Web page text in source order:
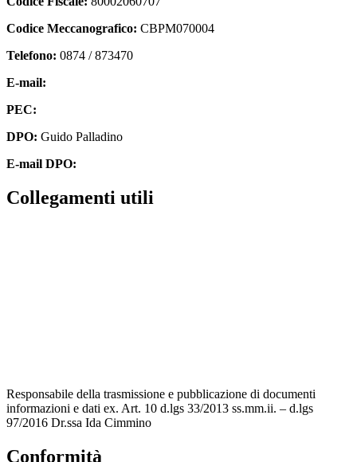
Codice Meccanografico: CBPM070004
Telefono: 0874 / 873470
E-mail:
PEC:
DPO: Guido Palladino
E-mail DPO:
Collegamenti utili
Responsabile della trasmissione e pubblicazione di documenti
informazioni e dati ex. Art. 10 d.lgs 33/2013 ss.mm.ii. – d.lgs
97/2016 Dr.ssa Ida Cimmino
Conformità